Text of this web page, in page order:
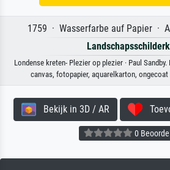
1759 · Wasserfarbe auf Papier ·
Londense kreten- Plezier op plezier · Paul
canvas, fotopapier, aquarelkarton, ongecoat
Bekijk in 3D / AR
0